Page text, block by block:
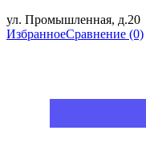
ул. Промышленная, д.20
ИзбранноеСравнение (0)